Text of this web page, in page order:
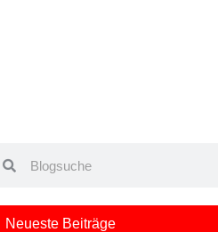
Neueste Beiträge